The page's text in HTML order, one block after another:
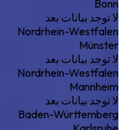
Bonn
لا توجد بيانات بعد
Nordrhein-Westfalen
Münster
لا توجد بيانات بعد
Nordrhein-Westfalen
Mannheim
لا توجد بيانات بعد
Baden-Württemberg